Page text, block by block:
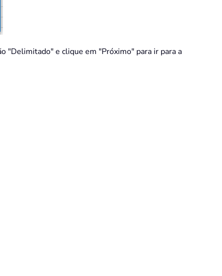
"Delimitado" e clique em "Próximo" para ir para a